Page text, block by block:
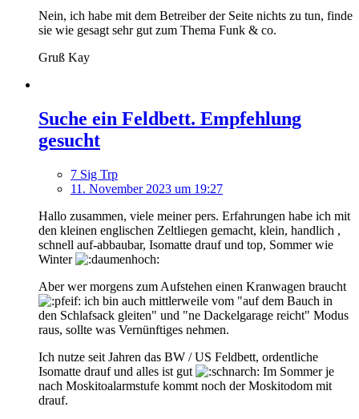
Nein, ich habe mit dem Betreiber der Seite nichts zu tun, finde
sie wie gesagt sehr gut zum Thema Funk & co.
Gruß Kay
Suche ein Feldbett. Empfehlung
gesucht
7 Sig Trp
11. November 2023 um 19:27
Hallo zusammen, viele meiner pers. Erfahrungen habe ich mit
den kleinen englischen Zeltliegen gemacht, klein, handlich ,
schnell auf-abbaubar, Isomatte drauf und top, Sommer wie
Winter
Aber wer morgens zum Aufstehen einen Kranwagen braucht
ich bin auch mittlerweile vom "auf dem Bauch in
den Schlafsack gleiten" und "ne Dackelgarage reicht" Modus
raus, sollte was Vernünftiges nehmen.
Ich nutze seit Jahren das BW / US Feldbett, ordentliche
Isomatte drauf und alles ist gut
Im Sommer je
nach Moskitoalarmstufe kommt noch der Moskitodom mit
drauf.